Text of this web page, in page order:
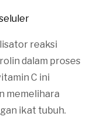
reaksi
dalam proses
C ini
memelihara
ikat tubuh.